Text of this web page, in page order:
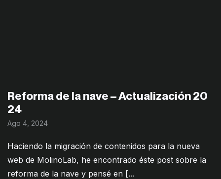
Reforma de la nave – Actualización 20
24
Ago 4, 2024
Haciendo la migración de contenidos para la nueva
web de MolinoLab, he encontrado éste post sobre la
reforma de la nave y pensé en [...